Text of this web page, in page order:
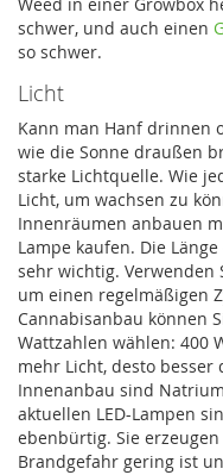
Weed in einer Growbox
schwer, und auch einen
so schwer.
Licht
Kann man Hanf drinnen
wie die Sonne draußen
starke Lichtquelle. Wie
Licht, um wachsen zu
Innenräumen anbauen
Lampe kaufen. Die
sehr wichtig.
um einen regelmäßigen
Cannabisanbau können
Wattzahlen wählen: 400
mehr Licht, desto
Innenanbau sind
aktuellen LED-Lampen
ebenbürtig. Sie
Brandgefahr gering ist